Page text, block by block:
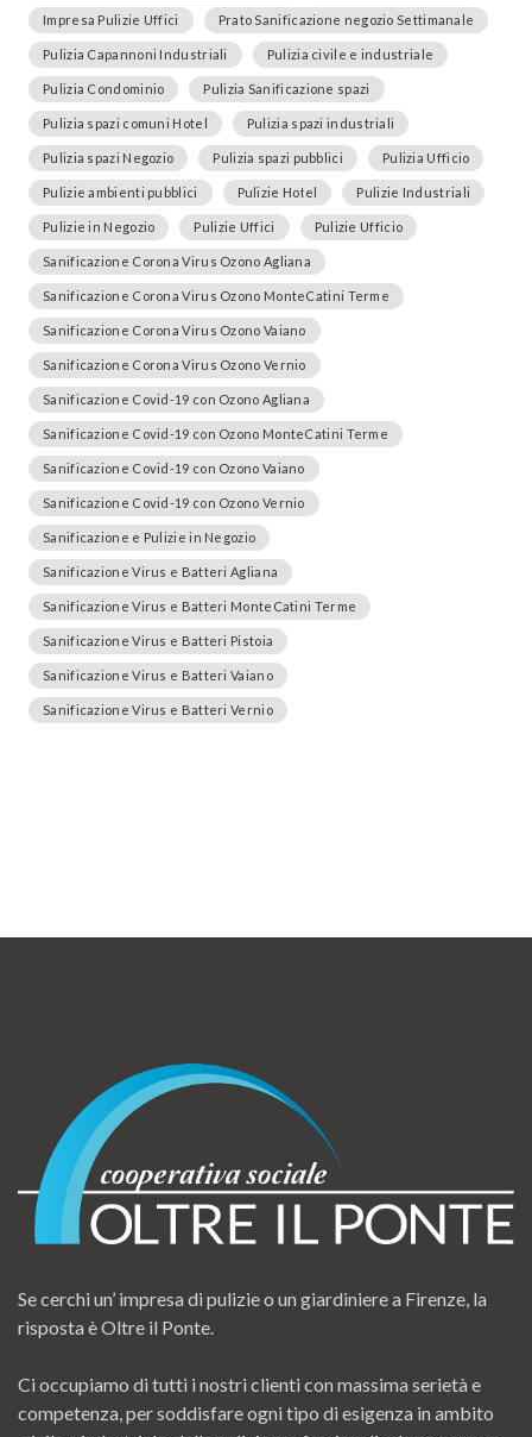
Impresa Pulizie Uffici Prato Sanificazione negozio Settimanale
Pulizia Capannoni Industriali Pulizia civile e industriale
Pulizia Condominio Pulizia Sanificazione spazi
Pulizia spazi comuni Hotel Pulizia spazi industriali
Pulizia spazi Negozio Pulizia spazi pubblici Pulizia Ufficio
Pulizie ambienti pubblici Pulizie Hotel Pulizie Industriali
Pulizie in Negozio Pulizie Uffici Pulizie Ufficio
Sanificazione Corona Virus Ozono Agliana
Sanificazione Corona Virus Ozono MonteCatini Terme
Sanificazione Corona Virus Ozono Vaiano
Sanificazione Corona Virus Ozono Vernio
Sanificazione Covid-19 con Ozono Agliana
Sanificazione Covid-19 con Ozono MonteCatini Terme
Sanificazione Covid-19 con Ozono Vaiano
Sanificazione Covid-19 con Ozono Vernio
Sanificazione e Pulizie in Negozio
Sanificazione Virus e Batteri Agliana
Sanificazione Virus e Batteri MonteCatini Terme
Sanificazione Virus e Batteri Pistoia
Sanificazione Virus e Batteri Vaiano
Sanificazione Virus e Batteri Vernio
Se cerchi un’ impresa di pulizie o un giardiniere a Firenze, la
risposta è Oltre il Ponte.
Ci occupiamo di tutti i nostri clienti con massima serietà e
competenza, per soddisfare ogni tipo di esigenza in ambito